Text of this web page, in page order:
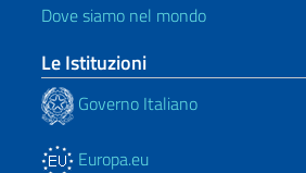
Dove siamo nel mondo
Le Istituzioni
Governo Italiano
Europa.eu